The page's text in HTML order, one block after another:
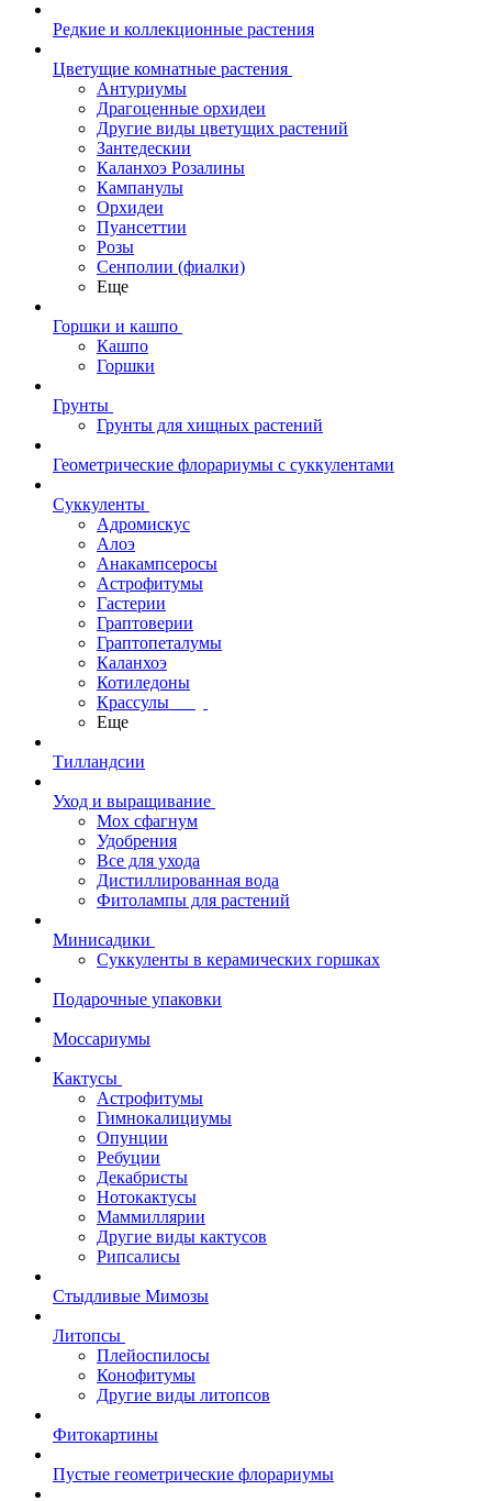
Редкие и коллекционные растения
Цветущие комнатные растения
Антуриумы
Драгоценные орхидеи
Другие виды цветущих растений
Зантедескии
Каланхоэ Розалины
Кампанулы
Орхидеи
Пуансеттии
Розы
Сенполии (фиалки)
Еще
Горшки и кашпо
Кашпо
Горшки
Грунты
Грунты для хищных растений
Геометрические флорариумы с суккулентами
Суккуленты
Адромискус
Алоэ
Анакампсеросы
Астрофитумы
Гастерии
Граптоверии
Граптопеталумы
Каланхоэ
Котиледоны
Крассулы
Еще
Тилландсии
Уход и выращивание
Мох сфагнум
Удобрения
Все для ухода
Дистиллированная вода
Фитолампы для растений
Минисадики
Суккуленты в керамических горшках
Подарочные упаковки
Моссариумы
Кактусы
Астрофитумы
Гимнокалициумы
Опунции
Ребуции
Декабристы
Нотокактусы
Маммиллярии
Другие виды кактусов
Рипсалисы
Стыдливые Мимозы
Литопсы
Плейоспилосы
Конофитумы
Другие виды литопсов
Фитокартины
Пустые геометрические флорариумы